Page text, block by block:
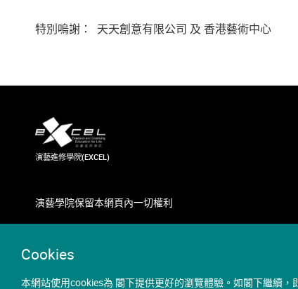
Cookies
本網站使用cookies為 閣下提供更好的瀏覽體驗。如閣下繼續，
特別嗚謝： 天天創意有限公司 及 香港藝術中心
演藝進修學院(EXCEL)
演藝學院保留本網頁內一切權利